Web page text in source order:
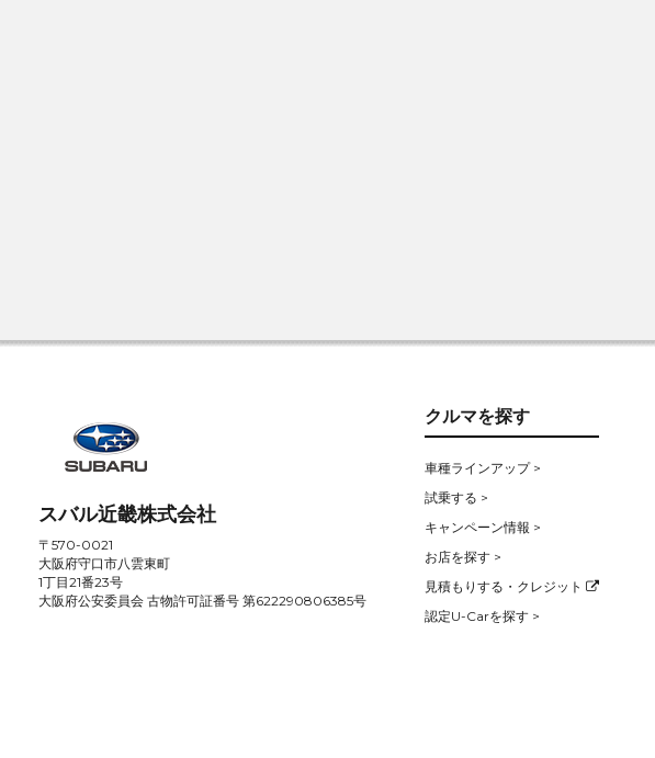
スバル近畿株式会社
〒570-0021
大阪府守口市八雲東町
1丁目21番23号
大阪府公安委員会 古物許可証番号 第622290806385号
クルマを探す
車種ラインアップ >
試乗する >
キャンペーン情報 >
お店を探す >
見積もりする・クレジット
認定U-Carを探す >